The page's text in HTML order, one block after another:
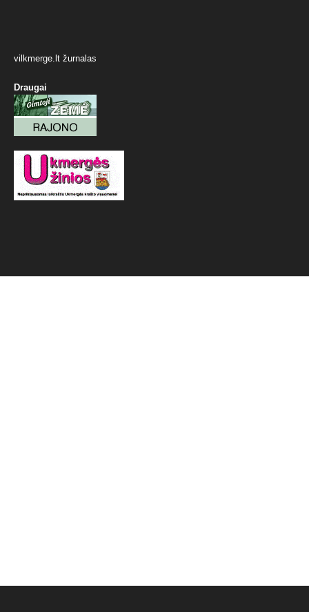
vilkmerge.lt žurnalas
Draugai